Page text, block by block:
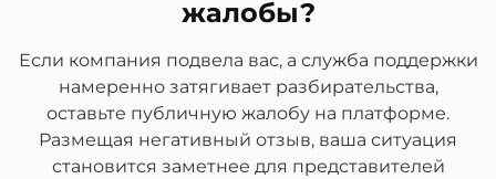
жалобы?
Если компания подвела вас, а служба поддержки
намеренно затягивает разбирательства,
оставьте публичную жалобу на платформе.
Размещая негативный отзыв, ваша ситуация
становится заметнее для представителей